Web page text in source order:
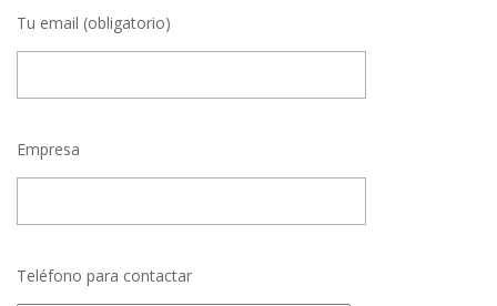
Tu email (obligatorio)
Empresa
Teléfono para contactar